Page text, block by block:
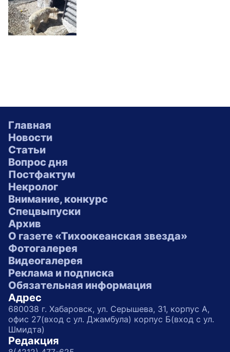
Главная
Новости
Статьи
Вопрос дня
Постфактум
Некролог
Внимание, конкурс
Спецвыпуски
Архив
О газете «Тихоокеанская звезда»
Фотогалерея
Видеогалерея
Реклама и подписка
Обязательная информация
Адрес
680038 г. Хабаровск, ул. Серышева, 31, корпус А,
офис 27(вход с ул. Джамбула) корпус Б(вход с ул.
Шмидта)
Редакция